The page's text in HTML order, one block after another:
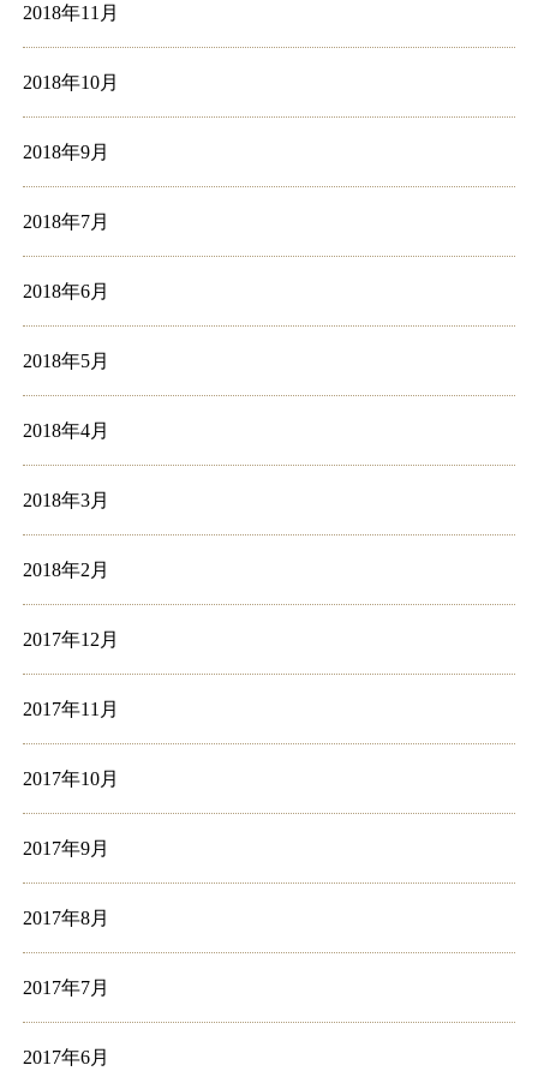
2018年11月
2018年10月
2018年9月
2018年7月
2018年6月
2018年5月
2018年4月
2018年3月
2018年2月
2017年12月
2017年11月
2017年10月
2017年9月
2017年8月
2017年7月
2017年6月